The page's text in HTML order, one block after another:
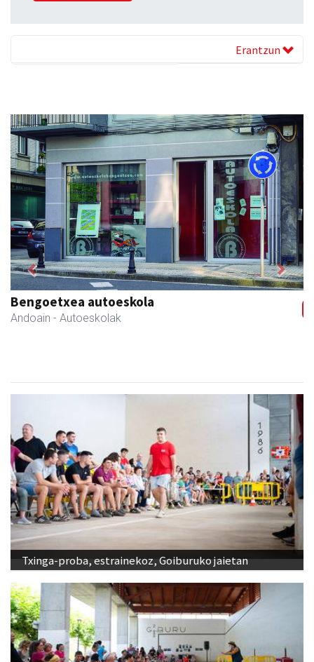
Erantzun
Asun denda
Andoain - Arropa-dendak
Previous Next
Txinga-proba, estrainekoz, Goiburuko jaietan